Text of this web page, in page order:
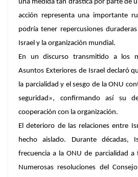
una medida tan drástica por parte de
acción representa una importante
podría tener repercusiones
Israel y la organización mundial.
En un discurso transmitido a los
Asuntos Exteriores de Israel declaró
la parcialidad y el sesgo de la ONU
seguridad», confirmando así su
cooperación con la organización.
El deterioro de las relaciones entre
hecho aislado. Durante décadas,
frecuencia a la ONU de parcialidad a
Numerosas resoluciones del